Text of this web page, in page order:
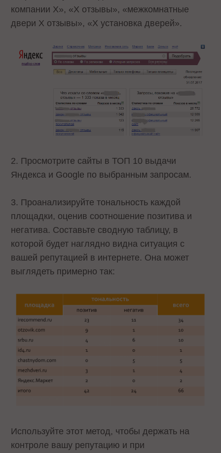
компании Х», «Х отзывы», «межкомнатные
двери Х отзывы», «Х установка дверей».
2. Просмотрите сайты в ТОП 10 выдачи
Яндекса и Google по выбранным запросам.
3. Проанализируйте тональность каждой
площадки, оценив соотношение позитива и
негатива. Составьте сводную таблицу, в
которой будет наглядно видна ситуация с
вашей репутацией в интернете. Она может
выглядеть примерно так:
Используйте этот метод, чтобы держать на
контроле вашу репутацию и при